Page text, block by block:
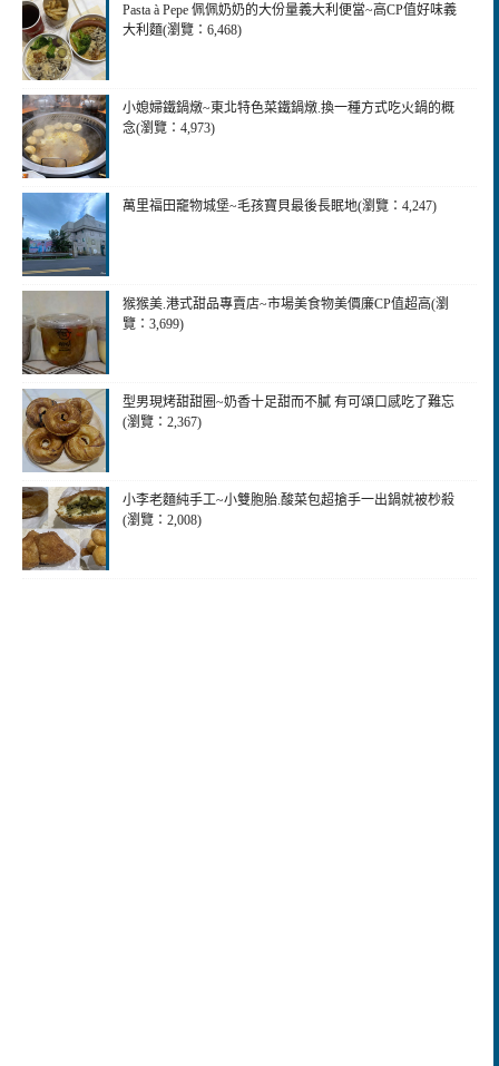
Pasta à Pepe 佩佩奶奶的大份量義大利便當~高CP值好味義
大利麵(瀏覽：6,468)
小媳婦鐵鍋燉~東北特色菜鐵鍋燉.換一種方式吃火鍋的概
念(瀏覽：4,973)
萬里福田竉物城堡~毛孩寶貝最後長眠地(瀏覽：4,247)
猴猴美.港式甜品專賣店~市場美食物美價廉CP值超高(瀏
覽：3,699)
型男現烤甜甜圈~奶香十足甜而不膩 有可頌口感吃了難忘
(瀏覽：2,367)
小李老麵純手工~小雙胞胎.酸菜包超搶手一出鍋就被杪殺
(瀏覽：2,008)